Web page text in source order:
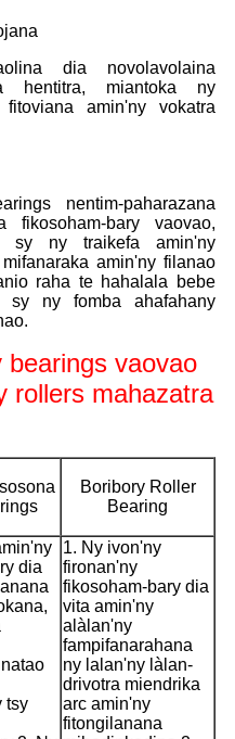
dia novolavolaina
hentitra, miantoka ny
amin'ny vokatra
nentim-paharazana
bary vaovao,
sy ny traikefa amin'ny
amin'ny filanao
raha te hahalala bebe
sy ny fomba ahafahany
bearings vaovao
rollers mahazatra
Boribory Roller
Bearing
dia
tsy
1. Ny ivon'ny
fironan'ny
fikosoham-bary dia
vita amin'ny
alàlan'ny
fampifanarahana
ny lalan'ny làlan-
drivotra miendrika
arc amin'ny
fitongilanana